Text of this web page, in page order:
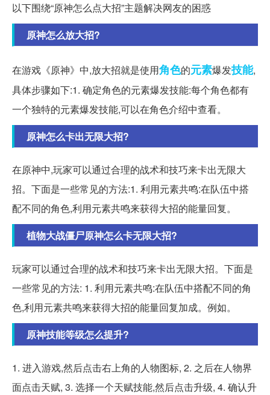
以下围绕“原神怎么点大招”主题解决网友的困惑
原神怎么放大招?
在游戏《原神》中,放大招就是使用角色的元素爆发技能,
具体步骤如下:1. 确定角色的元素爆发技能:每个角色都有
一个独特的元素爆发技能,可以在角色介绍中查看。
原神怎么卡出无限大招?
在原神中,玩家可以通过合理的战术和技巧来卡出无限大
招。下面是一些常见的方法:1. 利用元素共鸣:在队伍中搭
配不同的角色,利用元素共鸣来获得大招的能量回复。
植物大战僵尸原神怎么卡无限大招?
玩家可以通过合理的战术和技巧来卡出无限大招。下面是
一些常见的方法: 1. 利用元素共鸣:在队伍中搭配不同的角
色,利用元素共鸣来获得大招的能量回复加成。例如。
原神技能等级怎么提升?
1. 进入游戏,然后点击右上角的人物图标, 2. 之后在人物界
面点击天赋, 3. 选择一个天赋技能,然后点击升级, 4. 确认升